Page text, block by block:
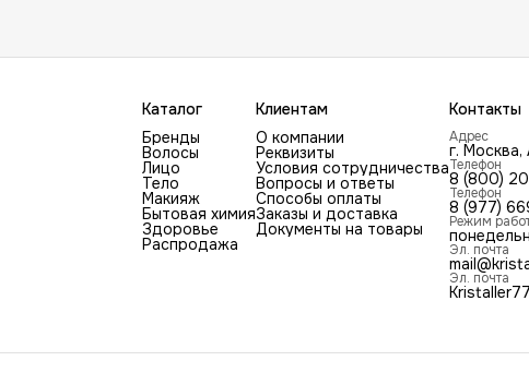
Каталог
Бренды
Волосы
Лицо
Тело
Макияж
Бытовая химия
Здоровье
Распродажа
Клиентам
О компании
Реквизиты
Условия сотрудничества
Вопросы и ответы
Способы оплаты
Заказы и доставка
Документы на товары
Контакты
Адрес
г. Москва,
Телефон
8 (800)
Телефон
8 (977)
Режим
Эл. почта
Эл. почта